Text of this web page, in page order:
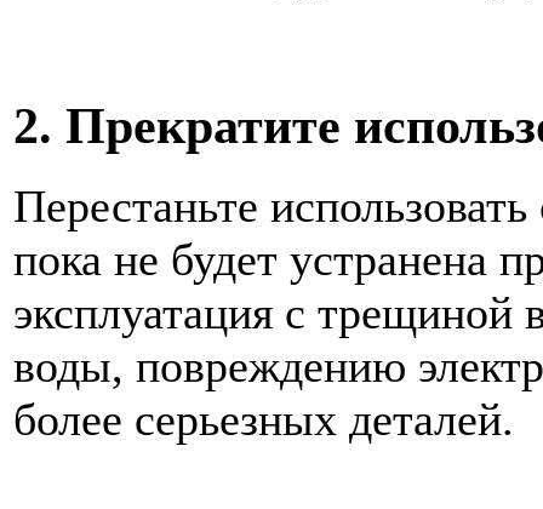
2. Прекратите
Перестаньте
пока не будет устранена
эксплуатация с трещиной
воды, повреждению
более серьезных деталей.